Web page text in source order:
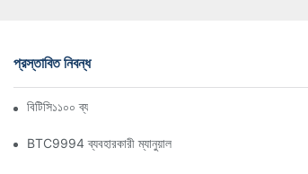
প্রস্তাবিত নিবন্ধ
বিটিসি১১০০ ব্যবহারকারী ম্যানুয়াল
BTC9994 ব্যবহারকারী ম্যানুয়াল